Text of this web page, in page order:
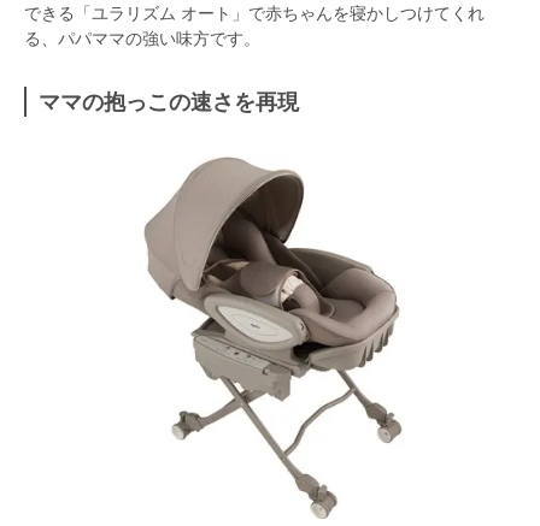
できる「ユラリズム オート」で赤ちゃんを寝かしつけてくれ
る、パパママの強い味方です。
ママの抱っこの速さを再現